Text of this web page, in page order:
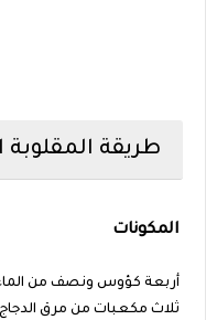
طريقة
المكونات
أربعة كؤوس ونصف من
ثلاث مكعبات من مرق